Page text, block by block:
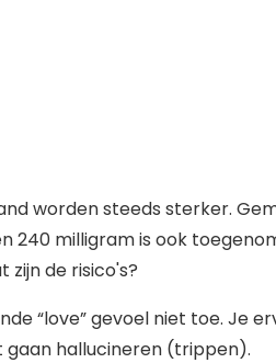
worden steeds sterker.
240 milligram is ook
zijn de risico's?
“love” gevoel niet toe. Je
hallucineren (trippen).